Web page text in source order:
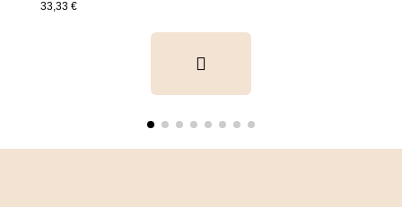
33,33 €